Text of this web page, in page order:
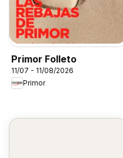
Primor Folleto
11/07 - 11/08/2026
Primor